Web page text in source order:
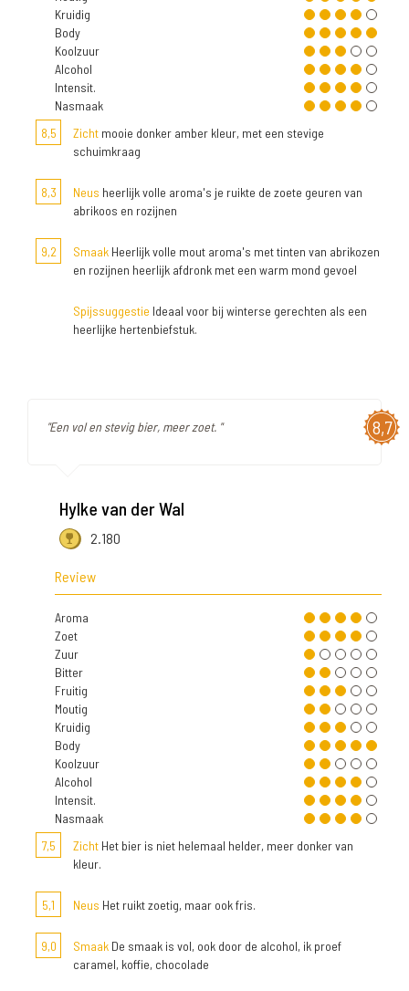
Kruidig
Body
Koolzuur
Alcohol
Intensit.
Nasmaak
8,5
Zicht mooie donker amber kleur, met een stevige
schuimkraag
8,3 Neus heerlijk volle aroma's je ruikte de zoete geuren van
abrikoos en rozijnen
9,2 Smaak Heerlijk volle mout aroma's met tinten van abrikozen
en rozijnen heerlijk afdronk met een warm mond gevoel
Spijssuggestie Ideaal voor bij winterse gerechten als een
heerlijke hertenbiefstuk.
8,7
"Een vol en stevig bier, meer zoet. "
Hylke van der Wal
2.180
Review
Aroma
Zoet
Zuur
Bitter
Fruitig
Moutig
Kruidig
Body
Koolzuur
Alcohol
Intensit.
Nasmaak
7,5
Zicht Het bier is niet helemaal helder, meer donker van
kleur.
5,1 Neus Het ruikt zoetig, maar ook fris.
9,0 Smaak De smaak is vol, ook door de alcohol, ik proef
caramel, koffie, chocolade